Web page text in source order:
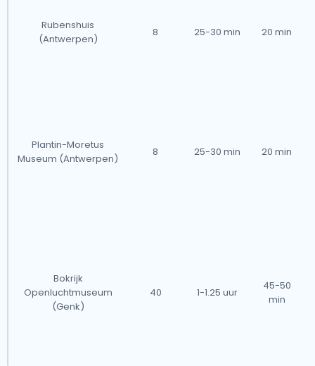
Rubenshuis
(Antwerpen)
8 25-30 min 20 min
Plantin-Moretus
Museum (Antwerpen)
8 25-30 min 20 min
Bokrijk
Openluchtmuseum
(Genk)
40 1-1.25 uur
45-50
min